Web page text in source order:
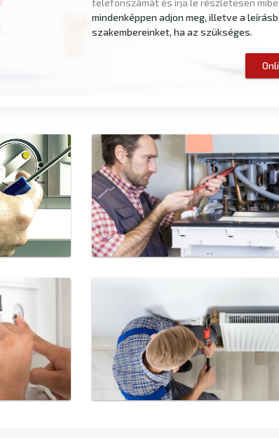
mindenképpen adjon meg, illetve a
szakembereinket, ha az szükséges.